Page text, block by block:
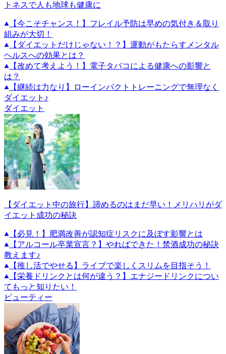
トネスで人も地球も健康に
【今こそチャンス！】フレイル予防は早めの気付き＆取り
組みが大切！
【ダイエットだけじゃない！？】運動がもたらすメンタル
ヘルスへの効果とは？
【改めて考えよう！】電子タバコによる健康への影響と
は？
【継続は力なり】ローインパクトトレーニングで無理なく
ダイエット♪
ダイエット
【ダイエット中の旅行】諦めるのはまだ早い！メリハリがダ
イエット成功の秘訣
【必見！】肥満改善が認知症リスクに及ぼす影響とは
【アルコール卒業宣言？】やればできた！禁酒成功の秘訣
教えます♪
【推し活でやせる】ライブで楽しくスリムを目指そう！
【栄養ドリンクとは何が違う？】エナジードリンクについ
てもっと知りたい！
ビューティー